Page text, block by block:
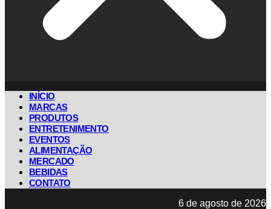
INÍCIO
MARCAS
PRODUTOS
ENTRETENIMENTO
EVENTOS
ALIMENTAÇÃO
MERCADO
BEBIDAS
CONTATO
6 de agosto de 2026